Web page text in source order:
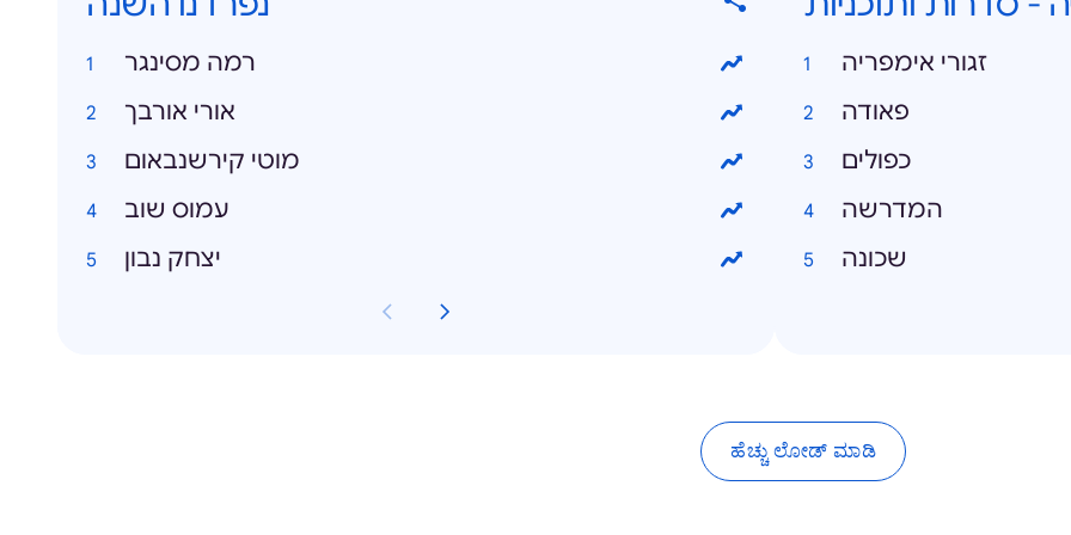
רמה מסינגר
אורי אורבך
מוטי קירשנבאום
עמוס שוב
יצחק נבון
זגורי אימפריה
פאודה
כפולים
המדרשה
שכונה
ಹೆಚ್ಚು ಲೋಡ್ ಮಾಡಿ